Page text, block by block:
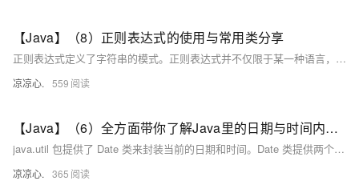
【Java】（8）正则表达式的使用与常用类分享
正则表达式定义了字符串的模式。正则表达式并不仅限于某一种语言，但是在每种语言中有细微的差别。
凉凉心. 559
【Java】（6）全方面带你了解Java里的日期与时间内容，介绍 Calendar、GregorianCalendar、Date类
java.util 包提供了 Date 类来封装当前的日期和时间。Date 类提供两个构造函数来实例化 Date 对象。第一个构造函数使用当前日期和时间来初始化对象。Date( )第二个构造函数接收一个参数，该参数是从1970年1月1日起的毫秒数。
凉凉心. 365